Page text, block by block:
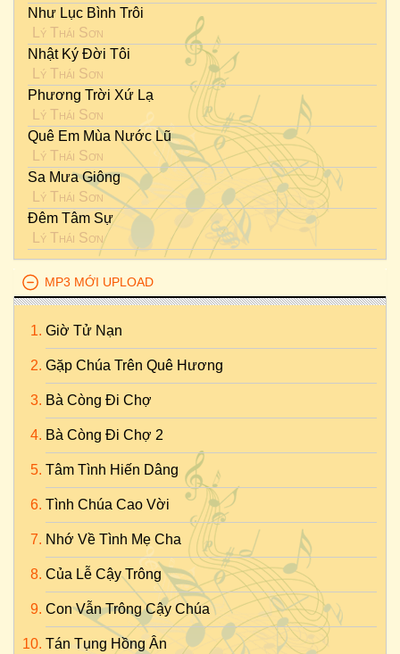
Như Lục Bình Trôi
Lý Thái Sơn
Nhật Ký Đời Tôi
Lý Thái Sơn
Phương Trời Xứ Lạ
Lý Thái Sơn
Quê Em Mùa Nước Lũ
Lý Thái Sơn
Sa Mưa Giông
Lý Thái Sơn
Đêm Tâm Sự
Lý Thái Sơn
MP3 MỚI UPLOAD
Giờ Tử Nạn
Gặp Chúa Trên Quê Hương
Bà Còng Đi Chợ
Bà Còng Đi Chợ 2
Tâm Tình Hiến Dâng
Tình Chúa Cao Vời
Nhớ Về Tình Mẹ Cha
Của Lễ Cậy Trông
Con Vẫn Trông Cậy Chúa
Tán Tụng Hồng Ân